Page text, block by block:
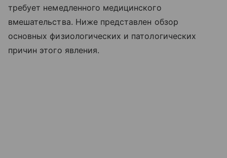
требует немедленного медицинского
вмешательства. Ниже представлен обзор
основных физиологических и патологических
причин этого явления.